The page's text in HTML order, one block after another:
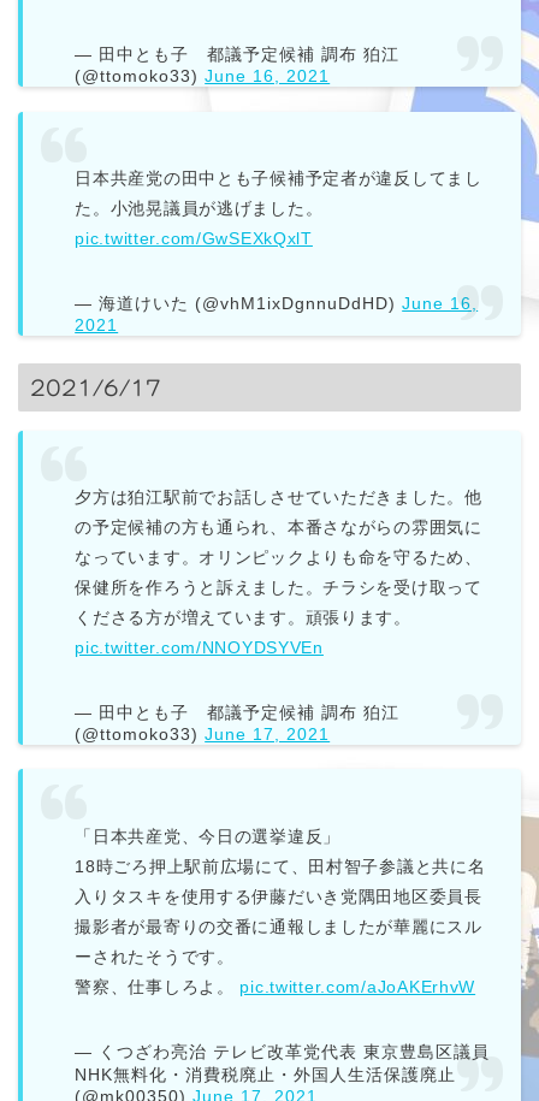
— 田中とも子 都議予定候補 調布 狛江
(@ttomoko33)June 16, 2021
日本共産党の田中とも子候補予定者が違反してまし
た。小池晃議員が逃げました。
pic.twitter.com/GwSEXkQxlT
— 海道けいた (@vhM1ixDgnnuDdHD)June 16,
2021
2021/6/17
夕方は狛江駅前でお話しさせていただきました。他
の予定候補の方も通られ、本番さながらの雰囲気に
なっています。オリンピックよりも命を守るため、
保健所を作ろうと訴えました。チラシを受け取って
くださる方が増えています。頑張ります。
pic.twitter.com/NNOYDSYVEn
— 田中とも子 都議予定候補 調布 狛江
(@ttomoko33)June 17, 2021
「日本共産党、今日の選挙違反」
18時ごろ押上駅前広場にて、田村智子参議と共に名
入りタスキを使用する伊藤だいき党隅田地区委員長
撮影者が最寄りの交番に通報しましたが華麗にスル
ーされたそうです。
警察、仕事しろよ。 pic.twitter.com/aJoAKErhvW
— くつざわ亮治 テレビ改革党代表 東京豊島区議員
NHK無料化・消費税廃止・外国人生活保護廃止
(@mk00350)June 17, 2021